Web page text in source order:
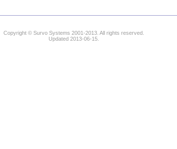
Copyright © Survo Systems 2001-2013. All rights reserved.
Updated 2013-06-15.